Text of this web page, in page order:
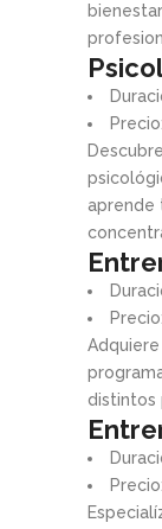
aprende
distintos